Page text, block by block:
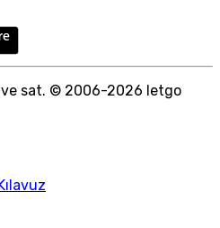
ve sat. © 2006-2026 letgo